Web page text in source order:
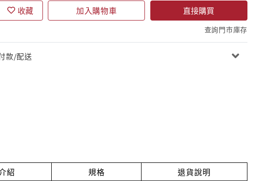
收藏 加入購物車 直接購買
查詢門市庫存
款/配送
紹 規格 退貨說明